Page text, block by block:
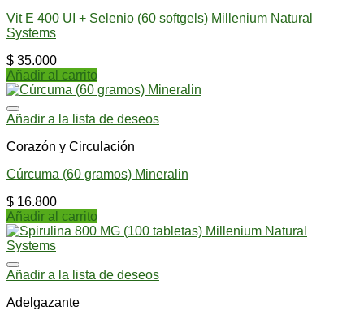
Vit E 400 UI + Selenio (60 softgels) Millenium Natural
Systems
$ 35.000
Añadir al carrito
Añadir a la lista de deseos
Corazón y Circulación
Cúrcuma (60 gramos) Mineralin
$ 16.800
Añadir al carrito
Añadir a la lista de deseos
Adelgazante